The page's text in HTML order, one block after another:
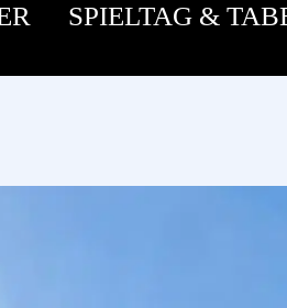
SPIELTAG &